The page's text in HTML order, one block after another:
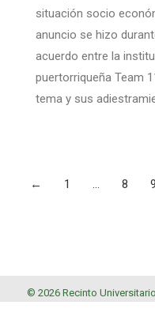
situación socio
anuncio se hizo
acuerdo entre la
puertorriqueña Team
tema y sus
← 1 … 8 9
© 2026 Recinto